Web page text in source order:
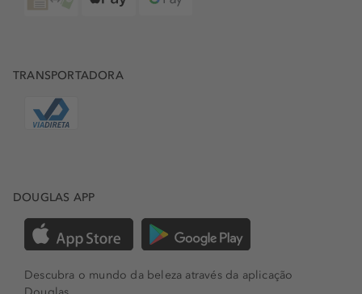
TRANSPORTADORA
DOUGLAS APP
Descubra o mundo da beleza através da aplicação